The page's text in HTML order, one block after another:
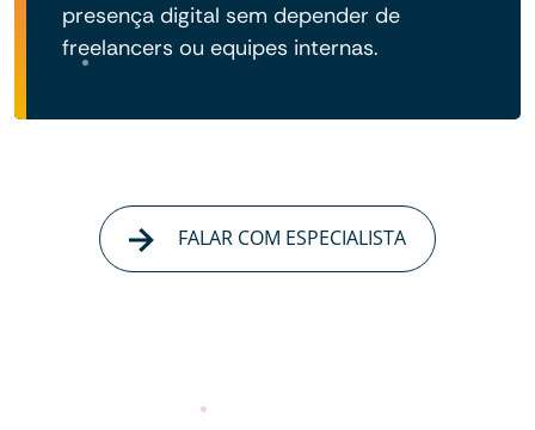
presença digital sem depender de
freelancers ou equipes internas.
FALAR COM ESPECIALISTA